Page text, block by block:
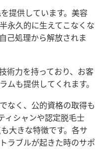
提供しています。美容
永久的に生えてこなくな
己処理から解放されま
術力を持っており、お客
ムも提供してくれます。
なく、公的資格の取得も
ィシャンや認定脱毛士
大きな特徴です。 各サ
ラブルが起きた時のサポ